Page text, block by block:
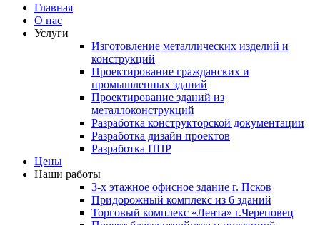
Главная
О нас
Услуги
Изготовление металлических изделий и
конструкций
Проектирование гражданских и
промышленных зданий
Проектирование зданий из
металлоконструкций
Разработка конструкторской документации
Разработка дизайн проектов
Разработка ППР
Цены
Наши работы
3-х этажное офисное здание г. Псков
Придорожный комплекс из 6 зданий
Торговый комплекс «Лента» г.Череповец